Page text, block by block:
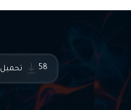
58 تحميل PDF